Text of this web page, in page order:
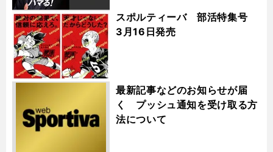
スポルティーバ 部活特集号
3月16日発売
最新記事などのお知らせが届
く プッシュ通知を受け取る方
法について